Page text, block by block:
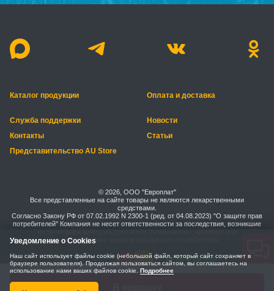
Каталог продукции Оплата и доставка
Служба поддержки
Новости
Контакты
Статьи
Представительство AU Store
© 2026, ООО "Европлат"
Все представленные на сайте товары не являются лекарственными
средствами.
Согласно Закону РФ от 07.02.1992 N 2300-1 (ред. от 04.08.2023) "О защите прав
потребителей" Компания не несет ответственности за последствия, возникшие
транспортировки товаров (продукции) потребителем.
Правила безопасной оплаты
Уведомление о Cookies
Наш сайт использует файлы cookie (небольшой файл, который сайт сохраняет в
браузере пользователя). Продолжая пользоваться сайтом, вы соглашаетесь на
использование нами ваших файлов cookie. Подробнее